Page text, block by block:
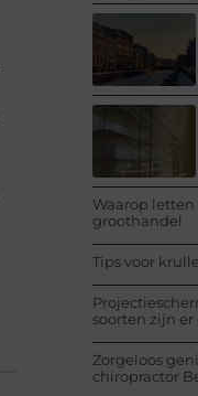
Waarop
groothandel
Tips voor
soorten zijn
Zorgeloos
chiropractor